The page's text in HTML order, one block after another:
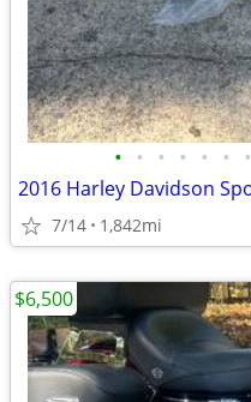
• • • • • • •
2016 Harley Davidson
7/14 1,842mi
$6,500